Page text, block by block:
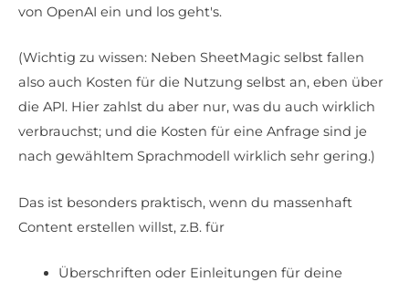
von OpenAI ein und los geht's.
(Wichtig zu wissen: Neben SheetMagic selbst fallen
also auch Kosten für die Nutzung selbst an, eben über
die API. Hier zahlst du aber nur, was du auch wirklich
verbrauchst; und die Kosten für eine Anfrage sind je
nach gewähltem Sprachmodell wirklich sehr gering.)
Das ist besonders praktisch, wenn du massenhaft
Content erstellen willst, z.B. für
Überschriften oder Einleitungen für deine